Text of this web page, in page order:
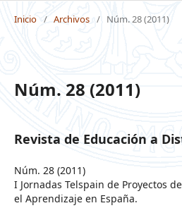
Inicio / Archivos / Núm. 28 (2011)
Núm. 28 (2011)
Revista de Educación a
Núm. 28 (2011)
I Jornadas Telspain de Proyectos
el Aprendizaje en España.